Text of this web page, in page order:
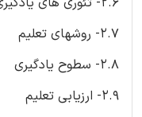
2.7- روشهای تعلیم
2.8- سطوح یادگیری
2.9- ارزیابی تعلیم